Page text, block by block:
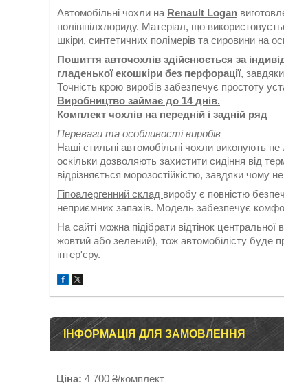
Автомобільні чохли на Renault Logan
полівінілхлориду. Матеріал, що
шкіри, синтетичних полімерів та сировини на
Пошиття авточохлів здійснюється за
гладенької екошкіри без перфорації,
Точність крою виробів забезпечує простоту
Виробництво займає до 14 днів.
Комплект чохлів на передній і задній ряд
Переваги та особливості виробів
Наші стильні автомобільні чохли виконують
оскільки дозволяють захистити сидіння від
відрізняється морозостійкістю, завдяки чому
Гіпоалергенний склад виробу є повністю
неприємних запахів. Модель забезпечує
На сайті можна підібрати відтінок
жовтий або зелений), тож автомобілісту буде
інтер'єру.
ІНФОРМАЦІЯ ДЛЯ ЗАМОВЛЕННЯ
Ціна: 4 700 ₴/комплект